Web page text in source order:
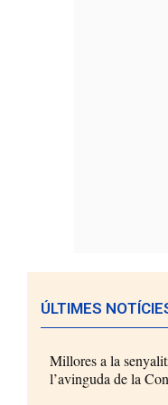
ÚLTIMES
Millores a la
l’avinguda de la